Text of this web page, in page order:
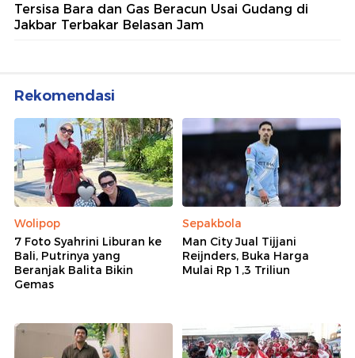
Tersisa Bara dan Gas Beracun Usai Gudang di
Jakbar Terbakar Belasan Jam
Rekomendasi
Wolipop
7 Foto Syahrini Liburan ke
Bali, Putrinya yang
Beranjak Balita Bikin
Gemas
Sepakbola
Man City Jual Tijjani
Reijnders, Buka Harga
Mulai Rp 1,3 Triliun